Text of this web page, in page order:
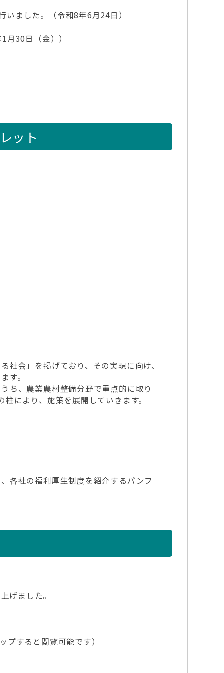
いました。（令和8年6月24日）
月30日（金））
ット
会」を掲げており、その実現に向け、
す。
ち、農業農村整備分野で重点的に取り
により、施策を展開していきます。
各社の福利厚生制度を紹介するパンフ
げました。
すると閲覧可能です）